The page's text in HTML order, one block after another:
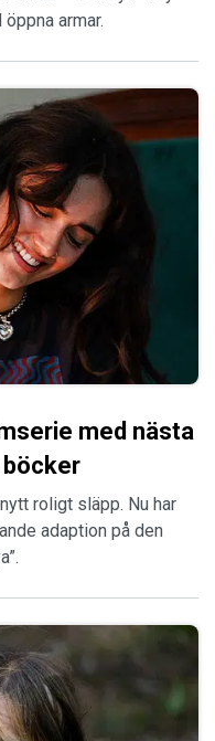
armar.
med nästa
böcker
roligt släpp. Nu har
adaption på den